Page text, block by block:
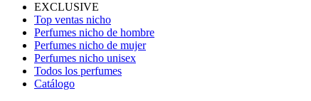
EXCLUSIVE
Top ventas nicho
Perfumes nicho de hombre
Perfumes nicho de mujer
Perfumes nicho unisex
Todos los perfumes
Catálogo